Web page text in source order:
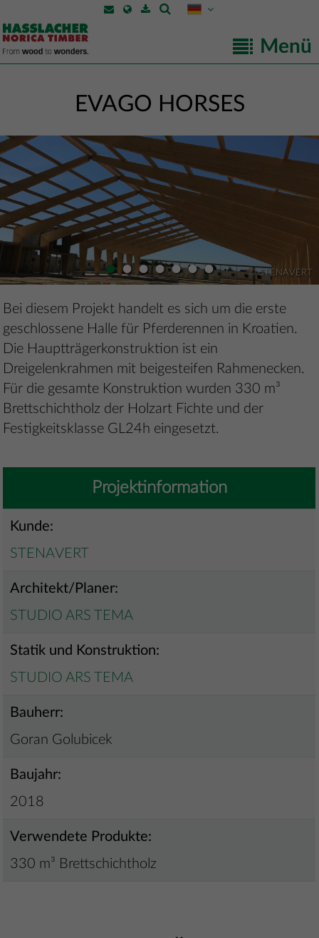
Menü
EVAGO HORSES
••••••• © STENAVERT
Bei diesem Projekt handelt es sich um die erste
geschlossene Halle für Pferderennen in Kroatien.
Die Hauptträgerkonstruktion ist ein
Dreigelenkrahmen mit beigesteifen Rahmenecken.
Für die gesamte Konstruktion wurden 330 m³
Brettschichtholz der Holzart Fichte und der
Festigkeitsklasse GL24h eingesetzt.
Projektinformation
Kunde:
STENAVERT
Architekt/Planer:
STUDIO ARS TEMA
Statik und Konstruktion:
STUDIO ARS TEMA
Bauherr:
Goran Golubicek
Baujahr:
2018
Verwendete Produkte:
330 m³ Brettschichtholz